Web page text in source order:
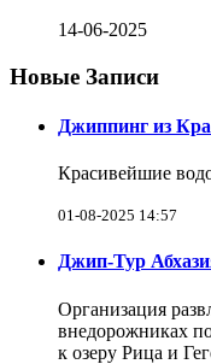
14-06-2025
Новые Записи
Джиппинг из
Красивейшие
01-08-2025 14:57
Джип-Тур
Организация
внедорожниках
к озеру Рица и